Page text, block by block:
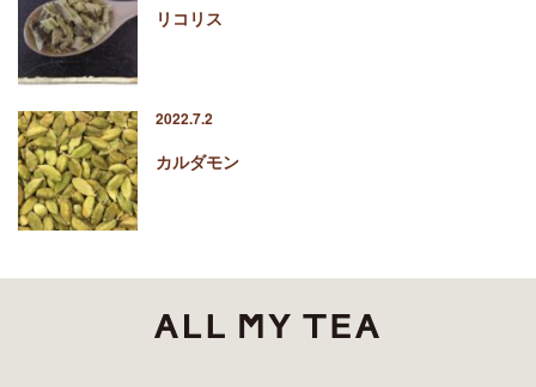
リコリス
2022.7.2
カルダモン